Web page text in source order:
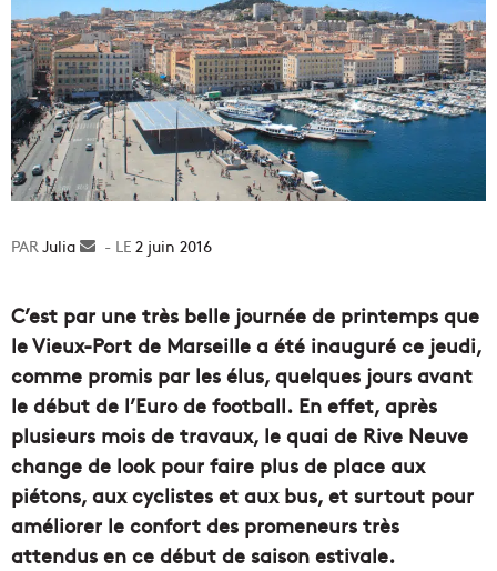
Julia
Envoyer2 juin 2016
C’est par une très belle journée de printemps que
le Vieux-Port de Marseille a été inauguré ce jeudi,
comme promis par les élus, quelques jours avant
le début de l’Euro de football. En effet, après
plusieurs mois de travaux, le quai de Rive Neuve
change de look pour faire plus de place aux
piétons, aux cyclistes et aux bus, et surtout pour
améliorer le confort des promeneurs très
attendus en ce début de saison estivale.